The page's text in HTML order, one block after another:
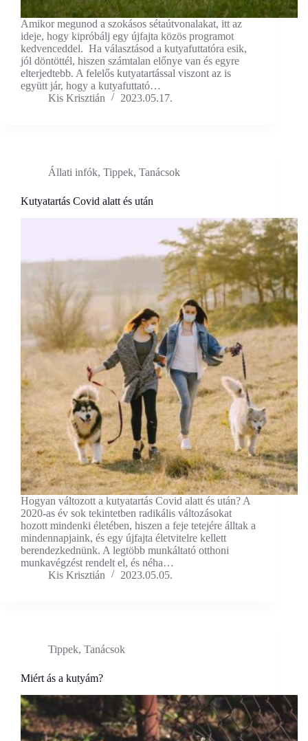
Amikor megunod a szokásos sétaútvonalakat, itt az
ideje, hogy kipróbálj egy újfajta közös programot
kedvenceddel. Ha választásod a kutyafuttatóra esik,
jól döntöttél, hiszen számtalan előnye van és egyre
elterjedtebb. A felelős kutyatartással viszont az is
együtt jár, hogy a kutyafuttató…
Kis Krisztián
2023.05.17.
Állati infók, Tippek, Tanácsok
Kutyatartás Covid alatt és után
Hogyan változott a kutyatartás Covid alatt és után? A
2020-as év sok tekintetben radikális változásokat
hozott mindenki életében, hiszen a feje tetejére álltak a
mindennapjaink, és egy újfajta életvitelre kellett
berendezkednünk. A legtöbb munkáltató otthoni
munkavégzést rendelt el, és néha…
Kis Krisztián
2023.05.05.
Tippek, Tanácsok
Miért ás a kutyám?